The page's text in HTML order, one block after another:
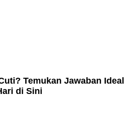
Temukan Jawaban Ideal
di Sini